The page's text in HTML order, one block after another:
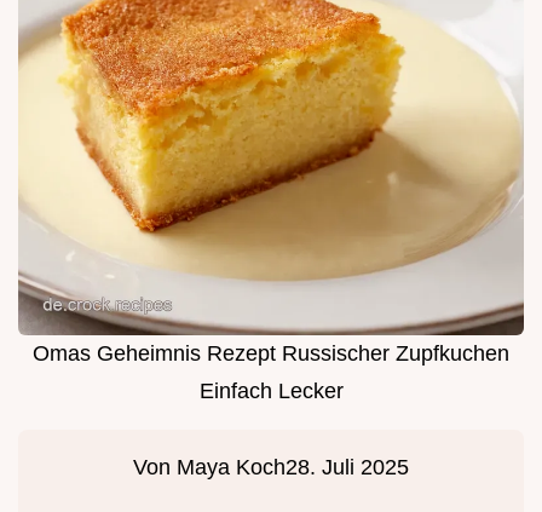
Omas Geheimnis Rezept Russischer Zupfkuchen
Einfach Lecker
Von Maya Koch28. Juli 2025